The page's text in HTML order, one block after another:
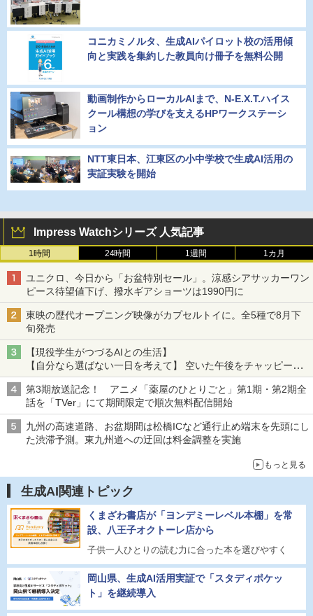
コニカミノルタ、生成AIパイロット校の活用傾
向と実践を集約した教員向け冊子を無料公開
動画制作からローカルAIまで、N-E.X.T.ハイス
クール構想の学びを支えるHPワークステーシ
ョン
NTT東日本、江東区の小中学校で生成AI活用の
実証実験を開始
Impress Watchシリーズ 人気記事
1時間 24時間 1週間 1カ月
ユニクロ、今日から「お盆特別セール」。涼感シアサッカーワン
ピース待望値下げ、撥水ギアショーツは1990円に
東映の歴代オープニング映像がカプセルトイに。全5種で8月下
旬発売
【現役学生がつづるAIとの生活】
【自分なら選ばない一日を考えて】 空いた午後をチャッピーに
捧げたら、思わぬ絶景に出会った話
第3期放送記念！ アニメ「薬屋のひとりごと」第1期・第2期全
話を「TVer」にて期間限定で順次無料配信開始
九州の高速道路、お盆期間は松橋ICなど通行止め端末を先頭にし
た渋滞予測。東九州道への迂回は料金調整を実施
もっと見る
生成AI関連トピック
くまざわ書店が「ヨンデミーレベル本棚」を常
設、八王子オクトーレ店から
子供一人ひとりの読む力に合った本を選びやすく
岡山県、生成AI活用実証で「スタディポケッ
ト」を継続導入